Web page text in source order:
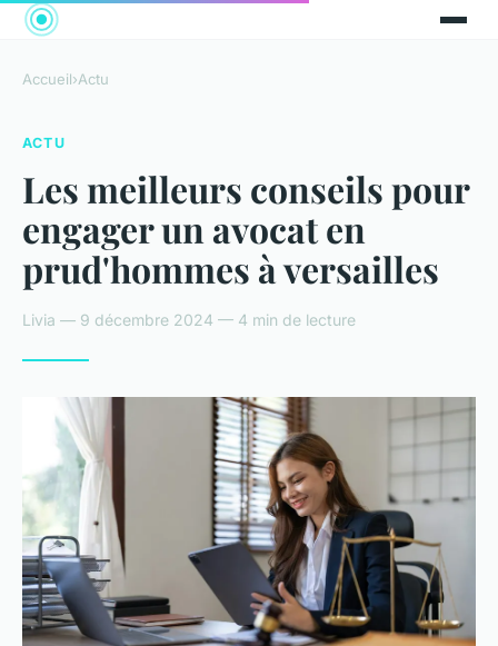
Accueil›Actu
ACTU
Les meilleurs conseils pour
engager un avocat en
prud'hommes à versailles
Livia — 9 décembre 2024 — 4 min de lecture